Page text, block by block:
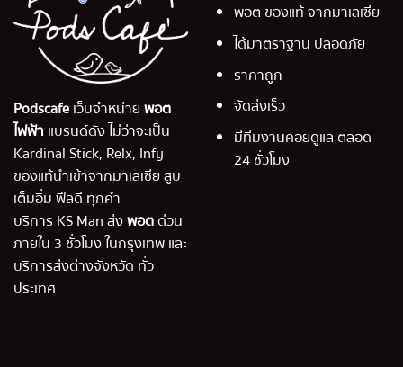
Podscafeเว็บจำหน่ายพอต
ไฟฟ้า แบรนด์ดัง ไม่ว่าจะเป็น
Kardinal Stick, Relx, Infy
ของแท้นำเข้าจากมาเลเซีย สูบ
เต็มอิ่ม ฟีลดี ทุกคำ
บริการ KS Man ส่งพอตด่วน
ภายใน 3 ชั่วโมง ในกรุงเทพ และ
บริการส่งต่างจังหวัด ทั่ว
ประเทศ
พอต ของแท้ จากมาเลเซีย
ได้มาตราฐาน ปลอดภัย
ราคาถูก
จัดส่งเร็ว
มีทีมงานคอยดูแล ตลอด
24 ชั่วโมง